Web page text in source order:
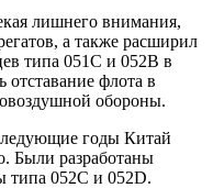
лишнего внимания,
а также расширил
типа 051C и 052B в
отставание флота в
обороны.
годы Китай
Были разработаны
типа 052C и 052D.